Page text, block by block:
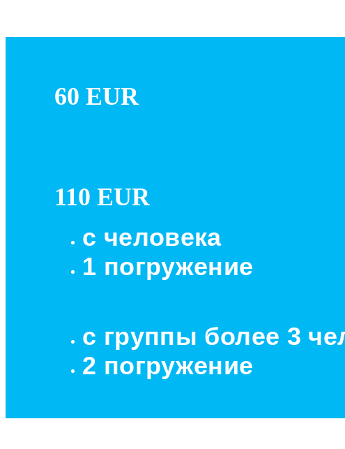
60 EUR
110 EUR
с человека
1 погружение
с группы более 3
2 погружение